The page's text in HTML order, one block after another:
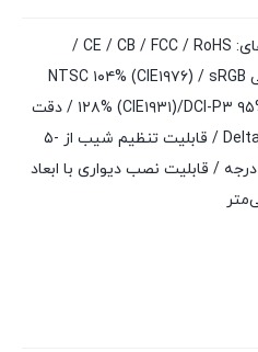
دارای مجوزهای: CE / CB / FCC / RoHS /
پوشش رنگی NTSC ۱۰۴% (CIE۱۹۷۶) / sRGB
۱۲۸% (CIE۱۹۳۱)/DCI-P۳ ۹۵% (CIE۱۹۷۶) / دقت
رنگ: Delta E < ۲ / قابلیت تنظیم شیب از -۵
درجه تا ۲۳ درجه / قابلیت نصب دیواری با ابعاد